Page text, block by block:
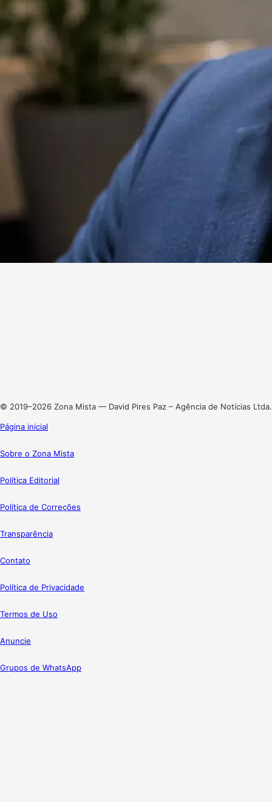
© 2019–2026 Zona Mista — David Pires Paz – Agência de Notícias Ltda.
Página inicial
Sobre o Zona Mista
Política Editorial
Política de Correções
Transparência
Contato
Política de Privacidade
Termos de Uso
Anuncie
Grupos de WhatsApp